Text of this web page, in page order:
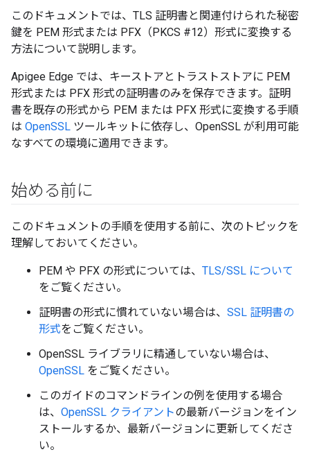
このドキュメントでは、TLS 証明書と関連付けられた秘密
鍵を PEM 形式または PFX（PKCS #12）形式に変換する
方法について説明します。
Apigee Edge では、キーストアとトラストストアに PEM
形式または PFX 形式の証明書のみを保存できます。証明
書を既存の形式から PEM または PFX 形式に変換する手順
は OpenSSL ツールキットに依存し、OpenSSL が利用可能
なすべての環境に適用できます。
始める前に
このドキュメントの手順を使用する前に、次のトピックを
理解しておいてください。
PEM や PFX の形式については、 TLS/SSL について
をご覧ください。
証明書の形式に慣れていない場合は、 SSL 証明書の
形式をご覧ください。
OpenSSL ライブラリに精通していない場合は、
OpenSSL をご覧ください。
このガイドのコマンドラインの例を使用する場合
は、 OpenSSL クライアントの最新バージョンをイン
ストールするか、最新バージョンに更新してくださ
い。